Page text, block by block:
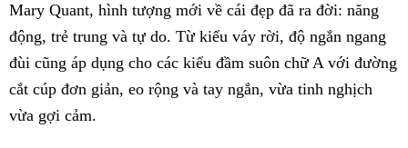
Mary Quant, hình tượng mới về cái đẹp đã ra đời: năng
động, trẻ trung và tự do. Từ kiểu váy rời, độ ngắn ngang
đùi cũng áp dụng cho các kiểu đầm suôn chữ A với đường
cắt cúp đơn giản, eo rộng và tay ngắn, vừa tinh nghịch
vừa gợi cảm.